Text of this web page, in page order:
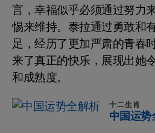
言，幸福似乎必须通过努力
惕来维持。泰拉通过勇敢和
足，经历了更加严肃的青春
来了真正的快乐，展现出她
和成熟度。
十二生肖
中国运势